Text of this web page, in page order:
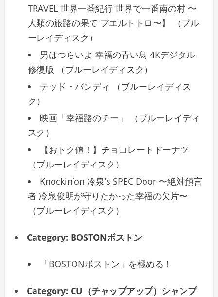
TRAVEL 世界一番紀行 世界で一番南の村 〜
人類の旅路の果て プエルトトロ〜】 （ブル
ーレイディスク）
男はつらいよ 幸福の青い鳥 4Kデジタル
修復版 （ブルーレイディスク）
テッド・バンディ （ブルーレイディス
ク）
映画「幸福路のチー」 （ブルーレイディ
スク）
【おトク値！】チョコレートドーナツ
（ブルーレイディスク）
Knockin’on 冷泉’s SPEC Door 〜絶対預言
者 冷泉俊明が守りたかった幸福の欠片〜
（ブルーレイディスク）
Category: BOSTONボストン
「BOSTONボストン」を極める！
Category: CU（チャップアップ）シャンプ